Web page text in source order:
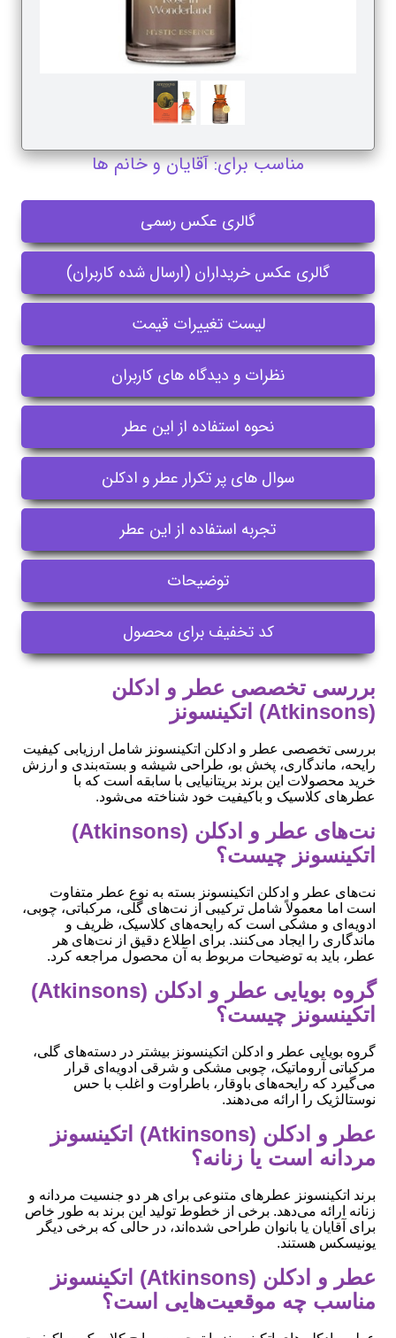
مناسب برای: آقایان و خانم ها
گالری عکس رسمی
گالری عکس خریداران (ارسال شده کاربران)
لیست تغییرات قیمت
نظرات و دیدگاه های کاربران
نحوه استفاده از این عطر
سوال های پر تکرار عطر و ادکلن
تجربه استفاده از این عطر
توضیحات
کد تخفیف برای محصول
بررسی تخصصی عطر و ادکلن
(Atkinsons) اتکینسونز
بررسی تخصصی عطر و ادکلن اتکینسونز شامل ارزیابی کیفیت
رایحه، ماندگاری، پخش بو، طراحی شیشه و بسته‌بندی و ارزش
خرید محصولات این برند بریتانیایی با سابقه است که با
عطرهای کلاسیک و باکیفیت خود شناخته می‌شود.
نت‌های عطر و ادکلن (Atkinsons)
اتکینسونز چیست؟
نت‌های عطر و ادکلن اتکینسونز بسته به نوع عطر متفاوت
است اما معمولاً شامل ترکیبی از نت‌های گلی، مرکباتی، چوبی،
ادویه‌ای و مشکی است که رایحه‌های کلاسیک، ظریف و
ماندگاری را ایجاد می‌کنند. برای اطلاع دقیق از نت‌های هر
عطر، باید به توضیحات مربوط به آن محصول مراجعه کرد.
گروه بویایی عطر و ادکلن (Atkinsons)
اتکینسونز چیست؟
گروه بویایی عطر و ادکلن اتکینسونز بیشتر در دسته‌های گلی،
مرکباتی آروماتیک، چوبی مشکی و شرقی ادویه‌ای قرار
می‌گیرد که رایحه‌های باوقار، باطراوت و اغلب با حس
نوستالژیک را ارائه می‌دهند.
عطر و ادکلن (Atkinsons) اتکینسونز
مردانه است یا زنانه؟
برند اتکینسونز عطرهای متنوعی برای هر دو جنسیت مردانه و
زنانه ارائه می‌دهد. برخی از خطوط تولید این برند به طور خاص
برای آقایان یا بانوان طراحی شده‌اند، در حالی که برخی دیگر
یونیسکس هستند.
عطر و ادکلن (Atkinsons) اتکینسونز
مناسب چه موقعیت‌هایی است؟